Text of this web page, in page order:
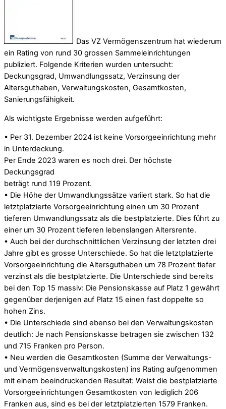
Das VZ Vermögenszentrum hat wiederum
ein Rating von rund 30 grossen Sammeleinrichtungen
publiziert. Folgende Kriterien wurden untersucht:
Deckungsgrad, Umwandlungssatz, Verzinsung der
Altersguthaben, Verwaltungskosten, Gesamtkosten,
Sanierungsfähigkeit.
Als wichtigste Ergebnisse werden aufgeführt:
• Per 31. Dezember 2024 ist keine Vorsorgeeinrichtung mehr
in Unterdeckung.
Per Ende 2023 waren es noch drei. Der höchste
Deckungsgrad
beträgt rund 119 Prozent.
• Die Höhe der Umwandlungssätze variiert stark. So hat die
letztplatzierte Vorsorgeeinrichtung einen um 30 Prozent
tieferen Umwandlungssatz als die bestplatzierte. Dies führt zu
einer um 30 Prozent tieferen lebenslangen Altersrente.
• Auch bei der durchschnittlichen Verzinsung der letzten drei
Jahre gibt es grosse Unterschiede. So hat die letztplatzierte
Vorsorgeeinrichtung die Altersguthaben um 78 Prozent tiefer
verzinst als die bestplatzierte. Die Unterschiede sind bereits
bei den Top 15 massiv: Die Pensionskasse auf Platz 1 gewährt
gegenüber derjenigen auf Platz 15 einen fast doppelte so
hohen Zins.
• Die Unterschiede sind ebenso bei den Verwaltungskosten
deutlich: Je nach Pensionskasse betragen sie zwischen 132
und 715 Franken pro Person.
• Neu werden die Gesamtkosten (Summe der Verwaltungs-
und Vermögensverwaltungskosten) ins Rating aufgenommen
mit einem beeindruckenden Resultat: Weist die bestplatzierte
Vorsorgeeinrichtungen Gesamtkosten von lediglich 206
Franken aus, sind es bei der letztplatzierten 1579 Franken.